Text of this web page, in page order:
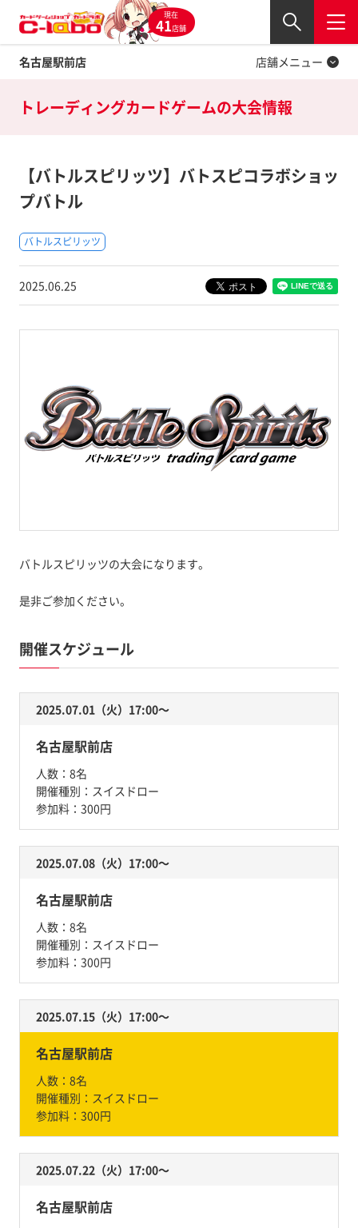
現在
41店舗
名古屋駅前店
閉じる
店舗メニュー
Twitter
トレーディングカードゲームの大会情報
【バトルスピリッツ】バトスピコラボショッ
プバトル
バトルスピリッツ
2025.06.25
バトルスピリッツの大会になります。
是非ご参加ください。
開催スケジュール
2025.07.01（火）17:00〜
名古屋駅前店
人数： 8名
開催種別： スイスドロー
参加料： 300円
2025.07.08（火）17:00〜
名古屋駅前店
人数： 8名
開催種別： スイスドロー
参加料： 300円
2025.07.15（火）17:00〜
名古屋駅前店
人数： 8名
開催種別： スイスドロー
参加料： 300円
2025.07.22（火）17:00〜
名古屋駅前店